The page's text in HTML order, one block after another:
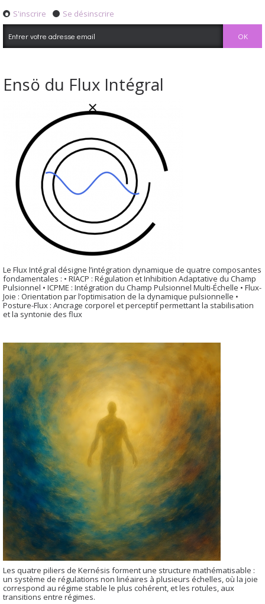
S'inscrire Se désinscrire
Ensö du Flux Intégral
Le Flux Intégral désigne l’intégration dynamique de quatre composantes
fondamentales : • RIACP : Régulation et Inhibition Adaptative du Champ
Pulsionnel • ICPME : Intégration du Champ Pulsionnel Multi-Échelle • Flux-
Joie : Orientation par l’optimisation de la dynamique pulsionnelle •
Posture-Flux : Ancrage corporel et perceptif permettant la stabilisation
et la syntonie des flux
Les quatre piliers de Kernésis forment une structure mathématisable :
un système de régulations non linéaires à plusieurs échelles, où la joie
correspond au régime stable le plus cohérent, et les rotules, aux
transitions entre régimes.